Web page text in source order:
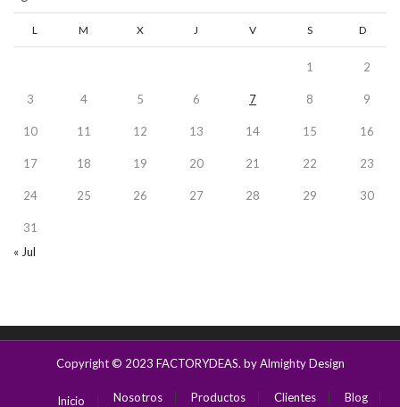
L M X J V S D
1 2
3 4 5 6 7 8 9
10 11 12 13 14 15 16
17 18 19 20 21 22 23
24 25 26 27 28 29 30
31
« Jul
Copyright © 2023 FACTORYDEAS. by Almighty Design
Inicio Nosotros Productos Clientes Blog